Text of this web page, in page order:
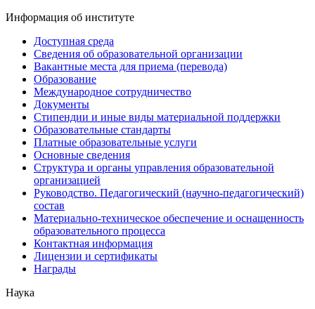
Информация об институте
Доступная среда
Сведения об образовательной организации
Вакантные места для приема (перевода)
Образование
Международное сотрудничество
Документы
Стипендии и иные виды материальной поддержки
Образовательные стандарты
Платные образовательные услуги
Основные сведения
Структура и органы управления образовательной
организацией
Руководство. Педагогический (научно-педагогический)
состав
Материально-техническое обеспечение и оснащенность
образовательного процесса
Контактная информация
Лицензии и сертификаты
Награды
Наука